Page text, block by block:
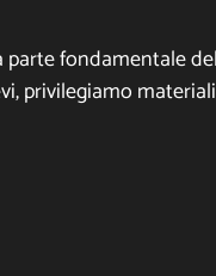
parte fondamentale
privilegiamo